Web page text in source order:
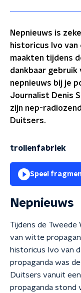
Nepnieuws is
historicus Ivo van
maakten tijdens
dankbaar gebruik
nepnieuws bij je
Journalist Denis
zijn nep-
Duitsers.
trollenfabriek
Speel
Nepnieuws
Tijdens de
van witte
historicus Ivo van
propaganda was
Duitsers vanuit
propaganda stond